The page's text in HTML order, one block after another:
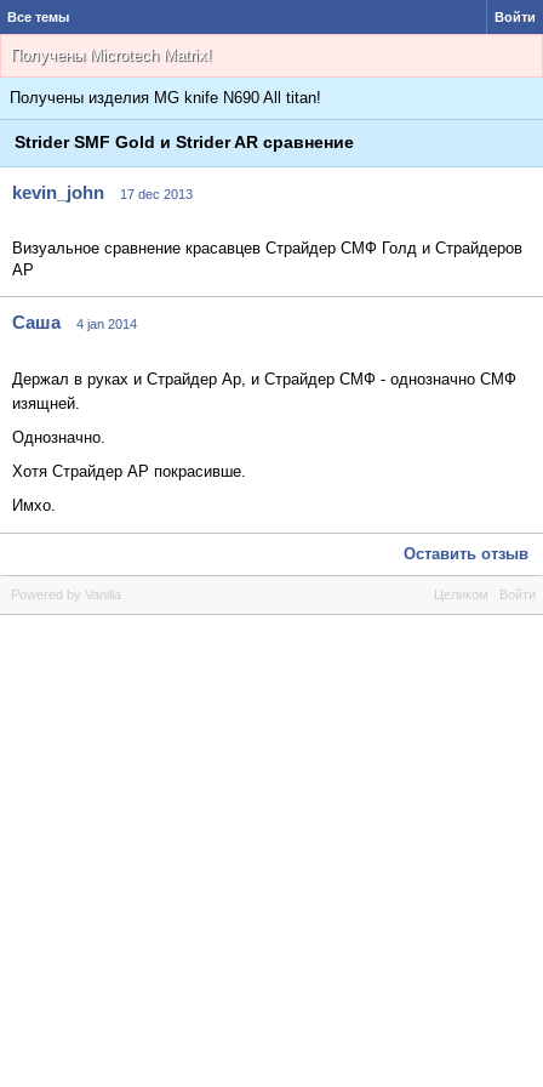
Все темы Войти
Получены Microtech Matrix!
Получены изделия MG knife N690 All titan!
Strider SMF Gold и Strider AR сравнение
kevin_john 17 dec 2013
Визуальное сравнение красавцев Страйдер СМФ Голд и Страйдеров
АР
Саша 4 jan 2014
Держал в руках и Страйдер Ар, и Страйдер СМФ - однозначно СМФ
изящней.
Однозначно.
Хотя Страйдер АР покрасивше.
Имхо.
Оставить отзыв
Целиком Войти
Powered by Vanilla